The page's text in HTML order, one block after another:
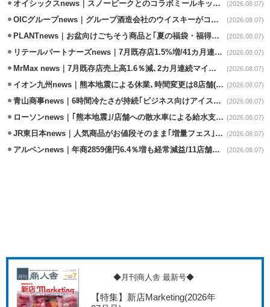
オイシックスnews｜スノーピークとのコラボミールキット8/13発売 (2026.08.07)
OICグループnews｜グループ酒造会社のウイスキーがコンペティション受賞 (2026.08.07)
PLANTnews｜お盆向けごちそう商品と｢夏の福袋・福得カート｣8/8から開催 (2026.08.07)
リテールパートナーズnews｜7月既存店1.5%増/41カ月連続増 (2026.08.07)
MrMax news｜7月既存店売上高1.6％減､2カ月連続マイナス (2026.08.07)
イオン九州news｜熊本地震による休業､時間変更は8店舗(8/7時点) (2026.08.07)
青山商事news｜6時間冷たさが持続｢ビジネス向けアイスベスト｣発売 (2026.08.07)
ローソンnews｜｢熊本地震｣/店舗への散水車による給水支援を開始 (2026.08.07)
JR東日本news｜人気商品がお値段そのまま｢増量フェス｣8/18から開催 (2026.08.07)
アルペンnews｜年商2859億円6.4％増も経常減益/11店舗出店､4店閉鎖 (2026.08.07)
◆月刊商人舎 最新号◆
【特集】新店Marketing(2026年